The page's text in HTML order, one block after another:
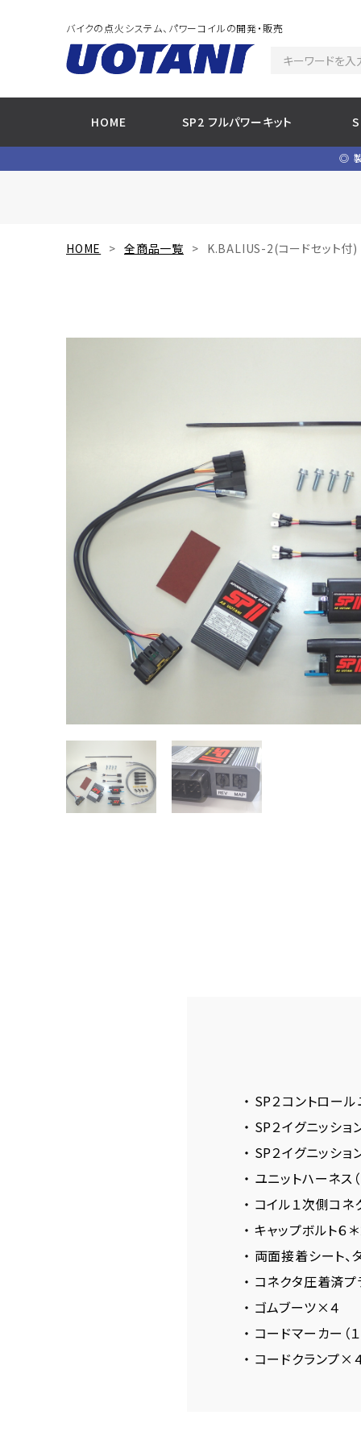
バイクの点火システム、パワーコイルの開発・販売
HOME SP2 フルパワーキット
◎ 製
HOME 全商品一覧 K.BALIUS-2(コードセット付)
・ SP２コントロー
・ SP２イグニッショ
・ SP２イグニッショ
・ ユニットハーネ
・ コイル１次側コ
・ キャップボルト６
・ 両面接着シート、
・ コネクタ圧着済
・ ゴムブーツ×４
・ コードマーカー（
・ コードクランプ×